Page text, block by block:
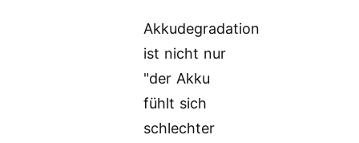
Akkudegradation
ist nicht nur
"der Akku
fühlt sich
schlechter